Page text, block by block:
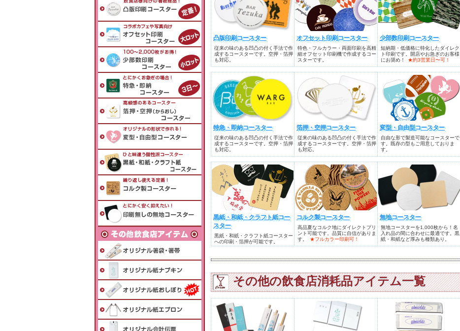
凸版印刷コースター
従来の味のある凹凸の付く手法で作
成するコースターです。空押・箔押
も対応。
オフセット印刷コースター
特色・フルカラー・両面印刷を高精
細オフセット印刷機で作成するコー
スターです。
少部数印刷コースター
短納期・低価格に特化したダイレク
ト印刷です。開店やお急ぎのお客様
にお奨め！
★約3営業日〜可！
特急・即納コースター
従来の味のある凹凸の付く手法で作
成するコースターです。空押・箔押
も対応。
箔押・空押コースター
従来の味のある凹凸の付く手法で作
成するコースターです。空押・箔押
も対応。
変型・自由型コースター
自由な形で製造可能なコースターで
す。既存の型もご用意しておりま
す。
黒紙・和紙・クラフト紙コー
スター
黒紙・和紙・クラフト紙コースター
への印刷・箔押が可能です。
コルク製コースター
高品夏なコルク地にダイレクトプリ
ント可能です。品質に自信がありま
す。
★フルカラー印刷可！
無地コースター
無地コースターを1,000枚から！名
入れ品の間に合わせに最適です。黒
紙・和紙など厚みも種類あり。
その他の飲食店消耗品アイテム一覧